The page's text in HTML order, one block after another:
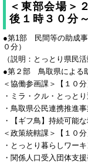
＜東部会場＞
後１時３０分
●第1部 民間等の助成事
０分）
（説明：とっとり県民
●第２部 鳥取県による
＜協働参画課＞【１０分
・ミラ・クル・とっと
・鳥取県公民連携推進
・【ギフ鳥】持続可能
＜政策統轄課＞【１０分
・とっとり暮らしワー
・関係人口受入団体支